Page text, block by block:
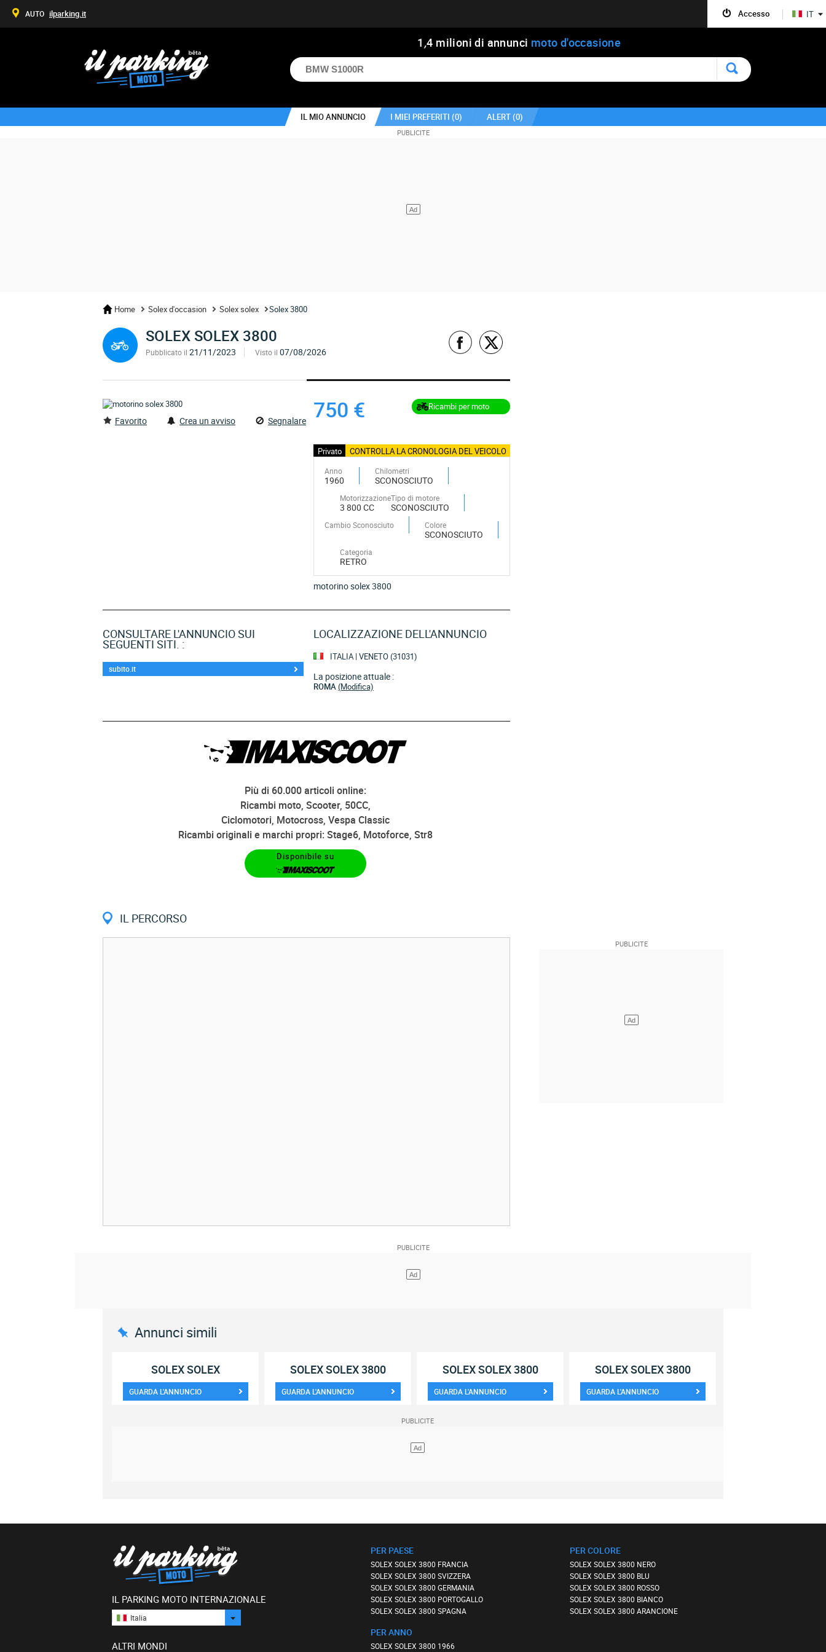
1 ,4 milioni di annunci moto d'occasione
IL MIO ANNUNCIO I MIEI PREFERITI (0) ALERT (0)
Home Solex d'occasion Solex solex Solex 3800
SOLEX SOLEX 3800
Pubblicato il 21/11/2023 Visto il 07/08/2026
Favorito Crea un avviso Segnalare 750 € Ricambi per moto
Privato CONTROLLA LA CRONOLOGIA DEL VEICOLO
Anno
1960
Chilometri
SCONOSCIUTO
Motorizzazione
3 800 CC
Tipo di motore
SCONOSCIUTO
Cambio Sconosciuto Colore
SCONOSCIUTO
Categoria
RETRO
motorino solex 3800
CONSULTARE L'ANNUNCIO SUI
SEGUENTI SITI. :
subito.it
LOCALIZZAZIONE DELL'ANNUNCIO
ITALIA | VENETO (31031)
La posizione attuale :
ROMA(Modifica)
Più di 60.000 articoli online:
Ricambi moto, Scooter, 50CC,
Ciclomotori, Motocross, Vespa Classic
Ricambi originali e marchi propri: Stage6, Motoforce, Str8
Disponibile su
IL PERCORSO
Annunci simili
SOLEX SOLEX
GUARDA L'ANNUNCIO
SOLEX SOLEX 3800
GUARDA L'ANNUNCIO
SOLEX SOLEX 3800
GUARDA L'ANNUNCIO
SOLEX SOLEX 3800
GUARDA L'ANNUNCIO
IL PARKING MOTO INTERNAZIONALE
Italia
ALTRI MONDI
PER PAESE
SOLEX SOLEX 3800 FRANCIA
SOLEX SOLEX 3800 SVIZZERA
SOLEX SOLEX 3800 GERMANIA
SOLEX SOLEX 3800 PORTOGALLO
SOLEX SOLEX 3800 SPAGNA
PER ANNO
SOLEX SOLEX 3800 1966
PER COLORE
SOLEX SOLEX 3800 NERO
SOLEX SOLEX 3800 BLU
SOLEX SOLEX 3800 ROSSO
SOLEX SOLEX 3800 BIANCO
SOLEX SOLEX 3800 ARANCIONE
Accesso
AUTO ilparking.it IT